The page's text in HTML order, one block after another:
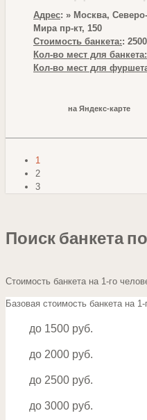
Адрес: » Москва,
Мира пр-кт, 150
Стоимость банкета::
Кол-во мест для банкета:
Кол-во мест для
на Яндекс-карте
1
2
3
Поиск банкета
Стоимость банкета на 1-го
Базовая стоимость банкета на 1-
до 1500 руб.
до 2000 руб.
до 2500 руб.
до 3000 руб.